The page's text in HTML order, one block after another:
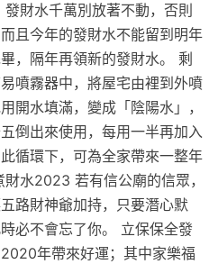
財水千萬別放著不動，否則
且今年的發財水不能留到明年
，隔年再領新的發財水。 剩
噴霧器中，將屋宅由裡到外噴
開水填滿，變成「陰陽水」，
倒出來使用，每用一半再加入
循環下，可為全家帶來一整年
水2023 若有信公廟的信眾，
路財神爺加持，只要潛心默
必不會忘了你。 立保保全發
年帶來好運；其中家樂福